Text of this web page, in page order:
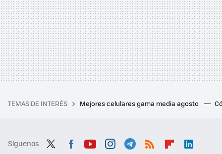
TEMAS DE INTERÉS Mejores celulares gama media agosto
Síguenos